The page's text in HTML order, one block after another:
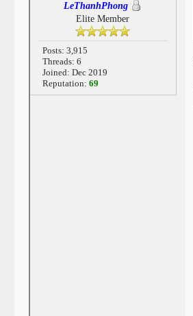
LeThanhPhong
Elite Member
Posts: 3,915
Threads: 6
Joined: Dec 2019
Reputation:69